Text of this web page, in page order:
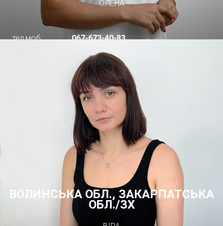
ОЛЕНА
тел.моб.: 067-673-40-83
ВОЛИНСЬКА ОБЛ., ЗАКАРПАТСЬКА
ОБЛ./ЗХ